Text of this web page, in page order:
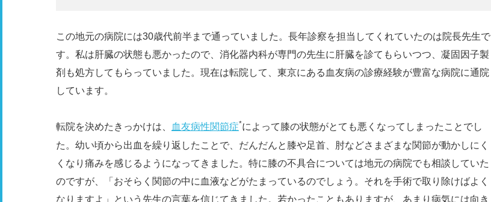
この地元の病院には30歳代前半まで通っていました。長年診察を担当してくれていたのは院長先生で
す。私は肝臓の状態も悪かったので、消化器内科が専門の先生に肝臓を診てもらいつつ、凝固因子製
剤も処方してもらっていました。現在は転院して、東京にある血友病の診療経験が豊富な病院に通院
しています。
転院を決めたきっかけは、 血友病性関節症*によって膝の状態がとても悪くなってしまったことでし
た。幼い頃から出血を繰り返したことで、だんだんと膝や足首、肘などさまざまな関節が動かしにく
くなり痛みを感じるようになってきました。特に膝の不具合については地元の病院でも相談していた
のですが、「おそらく関節の中に血液などがたまっているのでしょう。それを手術で取り除けばよく
なりますよ」という先生の言葉を信じてきました。若かったこともありますが、あまり病気には向き